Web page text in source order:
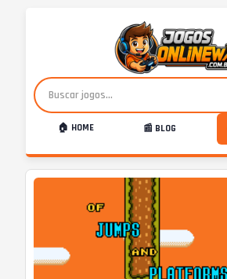
🏠 HOME 📰 BLOG